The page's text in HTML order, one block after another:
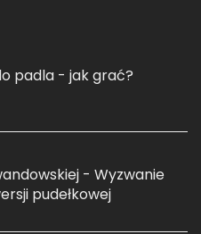
padla - jak grać?
- Wyzwanie
pudełkowej